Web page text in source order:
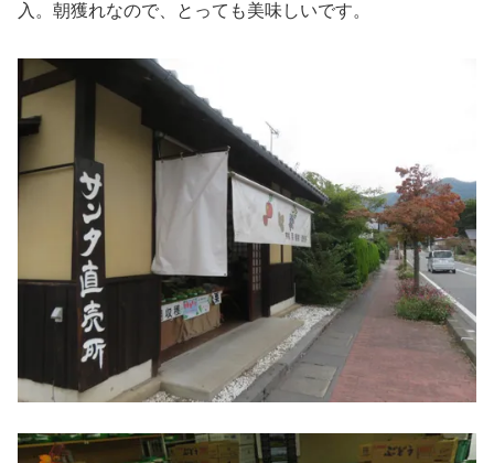
入。朝獲れなので、とっても美味しいです。